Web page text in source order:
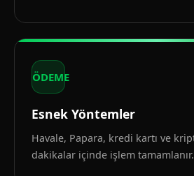
ÖDEME
Esnek Yöntemler
Havale, Papara, kredi kartı ve
dakikalar içinde işlem tamamlanır.